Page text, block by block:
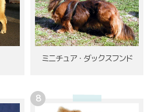
ミニチュア・ダックスフンド